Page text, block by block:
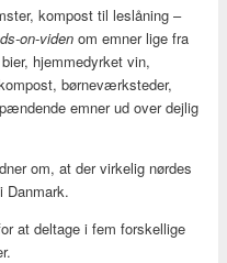
kompost til leslåning –
on-videnom emner lige fra
hjemmedyrket vin,
børneværksteder,
emner ud over dejlig
om, at der virkelig nørdes
Danmark.
at deltage i fem forskellige